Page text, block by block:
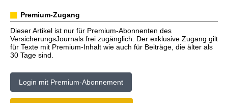
Premium-Zugang
Dieser Artikel ist nur für Premium-Abonnenten des
VersicherungsJournals frei zugänglich. Der exklusive Zugang gilt
für Texte mit Premium-Inhalt wie auch für Beiträge, die älter als
30 Tage sind.
Login mit Premium-Abonnement